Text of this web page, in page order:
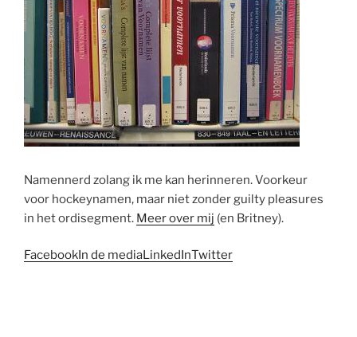
Namennerd zolang ik me kan herinneren. Voorkeur
voor hockeynamen, maar niet zonder guilty pleasures
in het ordisegment. Meer over mij (en Britney).
FacebookIn de mediaLinkedInTwitter